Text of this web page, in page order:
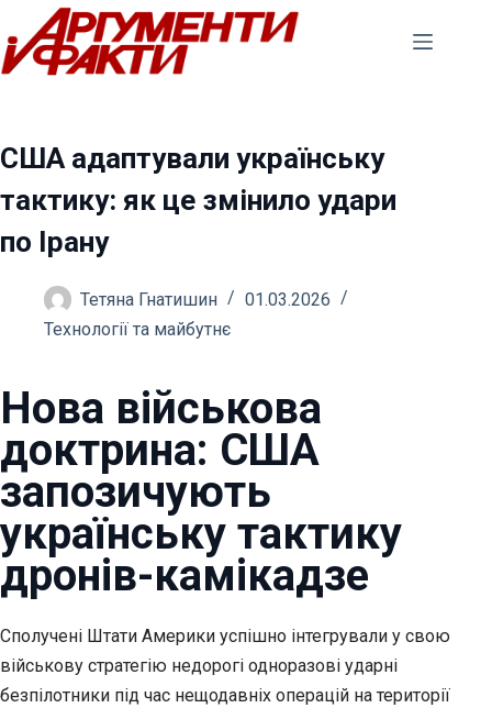
Перейти
до
вмісту
США адаптували українську
тактику: як це змінило удари
по Ірану
Тетяна Гнатишин
01.03.2026
Технології та майбутнє
Нова військова
доктрина: США
запозичують
українську тактику
дронів-камікадзе
Сполучені Штати Америки успішно інтегрували у свою
військову стратегію недорогі одноразові ударні
безпілотники під час нещодавніх операцій на території